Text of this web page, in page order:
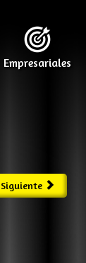
Empresariales
Siguiente